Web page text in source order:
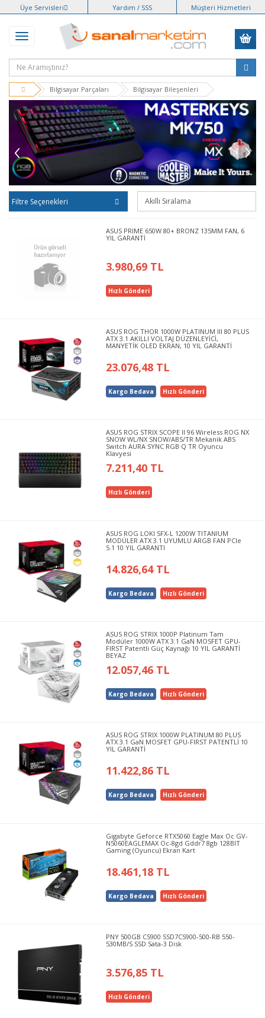
Üye Servisleri Yardım / SSS Müşteri Hizmetleri
Bilgisayar Parçaları Bilgisayar Bileşenleri
Filtre Seçenekleri
ASUS PRIME 650W 80+ BRONZ 135MM FAN, 6
YIL GARANTİ
3.980,69 TL
Hızlı Gönderi
ASUS ROG THOR 1000W PLATINUM III 80 PLUS
ATX 3.1 AKILLI VOLTAJ DÜZENLEYİCİ,
MANYETİK OLED EKRAN, 10 YIL GARANTİ
23.076,48 TL
Kargo Bedava Hızlı Gönderi
ASUS ROG STRIX SCOPE II 96 Wireless ROG NX
SNOW WL/NX SNOW/ABS/TR Mekanik ABS
Switch AURA SYNC RGB Q TR Oyuncu
Klavyesi
7.211,40 TL
Hızlı Gönderi
ASUS ROG LOKI SFX-L 1200W TITANIUM
MODÜLER ATX 3.1 UYUMLU ARGB FAN PCIe
5.1 10 YIL GARANTI
14.826,64 TL
Kargo Bedava Hızlı Gönderi
ASUS ROG STRIX 1000P Platinum Tam
Modüler 1000W ATX 3.1 GaN MOSFET GPU-
FIRST Patentli Güç Kaynağı 10 YIL GARANTİ
BEYAZ
12.057,46 TL
Kargo Bedava Hızlı Gönderi
ASUS ROG STRIX 1000W PLATINUM 80 PLUS
ATX 3.1 GaN MOSFET GPU-FIRST PATENTLİ 10
YIL GARANTİ
11.422,86 TL
Kargo Bedava Hızlı Gönderi
Gigabyte Geforce RTX5060 Eagle Max Oc GV-
N5060EAGLEMAX Oc-8gd Gddr7 8gb 128BIT
Gaming (Oyuncu) Ekran Kart
18.461,18 TL
Kargo Bedava Hızlı Gönderi
PNY 500GB CS900 SSD7CS900-500-RB 550-
530MB/S SSD Sata-3 Disk
3.576,85 TL
Hızlı Gönderi